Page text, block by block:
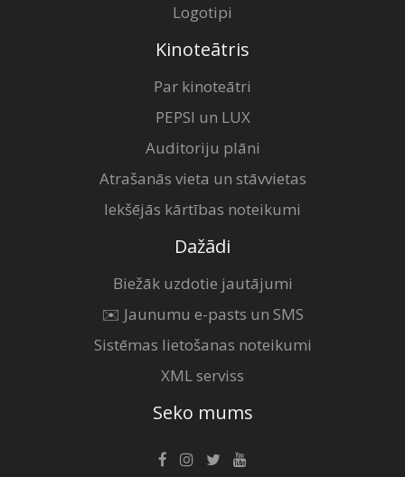
Logotipi
Kinoteātris
Par kinoteātri
PEPSI un LUX
Auditoriju plāni
Atrašanās vieta un stāvvietas
Iekšējās kārtības noteikumi
Dažādi
Biežāk uzdotie jautājumi
✉️ Jaunumu e-pasts un SMS
Sistēmas lietošanas noteikumi
XML serviss
Seko mums